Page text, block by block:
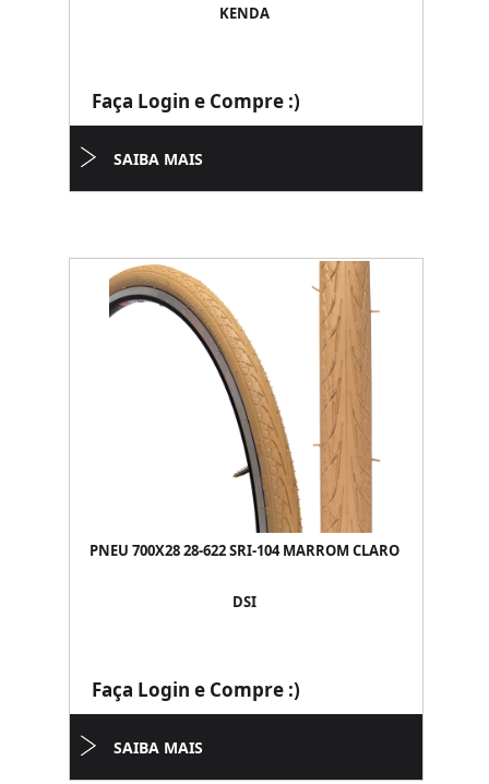
KENDA
Faça Login e Compre :)
SAIBA MAIS
PNEU 700X28 28-622 SRI-104 MARROM CLARO
DSI
Faça Login e Compre :)
SAIBA MAIS